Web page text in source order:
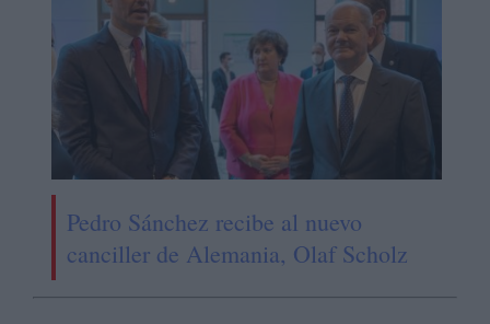
Pedro Sánchez recibe al nuevo
canciller de Alemania, Olaf Scholz